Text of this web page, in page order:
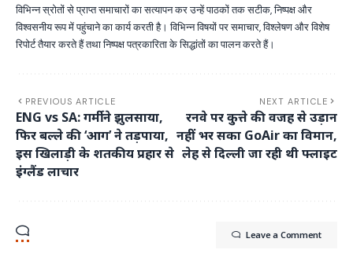
विभिन्न स्रोतों से प्राप्त समाचारों का सत्यापन कर उन्हें पाठकों तक सटीक, निष्पक्ष और
विश्वसनीय रूप में पहुंचाने का कार्य करती है। विभिन्न विषयों पर समाचार, विश्लेषण और विशेष
रिपोर्ट तैयार करते हैं तथा निष्पक्ष पत्रकारिता के सिद्धांतों का पालन करते हैं।
PREVIOUS ARTICLE
ENG vs SA: गर्मी ने झुलसाया,
फिर बल्ले की ‘आग’ ने तड़पाया,
इस खिलाड़ी के शतकीय प्रहार से
इंग्लैंड लाचार
NEXT ARTICLE
रनवे पर कुत्ते की वजह से उड़ान
नहीं भर सका GoAir का विमान,
लेह से दिल्ली जा रही थी फ्लाइट
Leave a Comment